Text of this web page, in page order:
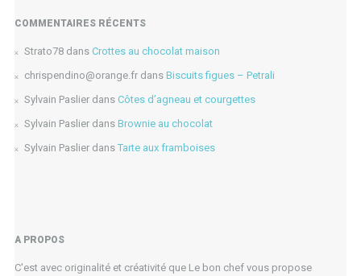
COMMENTAIRES RÉCENTS
Strato78dans Crottes au chocolat maison
chrispendino@orange.frdans Biscuits figues – Petrali
Sylvain Paslierdans Côtes d’agneau et courgettes
Sylvain Paslierdans Brownie au chocolat
Sylvain Paslierdans Tarte aux framboises
A PROPOS
C'est avec originalité et créativité que Le bon chef vous propose